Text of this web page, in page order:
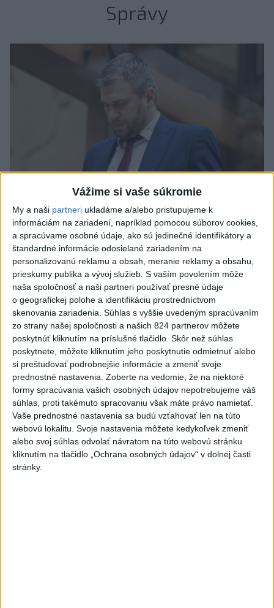
Vážime si vaše súkromie
My a naši partneri ukladáme a/alebo pristupujeme k
informáciám na zariadení, napríklad pomocou súborov cookies,
a spracúvame osobné údaje, ako sú jedinečné identifikátory a
štandardné informácie odosielané zariadením na
personalizovanú reklamu a obsah, meranie reklamy a obsahu,
prieskumy publika a vývoj služieb. S vaším povolením môže
naša spoločnosť a naši partneri používať presné údaje
o geografickej polohe a identifikáciu prostredníctvom
skenovania zariadenia. Súhlas s vyššie uvedeným spracúvaním
zo strany našej spoločnosti a našich 824 partnerov môžete
poskytnúť kliknutím na príslušné tlačidlo. Skôr než súhlas
poskytnete, môžete kliknutím jeho poskytnutie odmietnuť alebo
si preštudovať podrobnejšie informácie a zmeniť svoje
prednostné nastavenia. Zoberte na vedomie, že na niektoré
formy spracúvania vašich osobných údajov nepotrebujeme váš
súhlas, proti takémuto spracovaniu však máte právo namietať.
Vaše prednostné nastavenia sa budú vzťahovať len na túto
webovú lokalitu. Svoje nastavenia môžete kedykoľvek zmeniť
alebo svoj súhlas odvolať návratom na túto webovú stránku
kliknutím na tlačidlo „Ochrana osobných údajov“ v dolnej časti
stránky.
Správy
Filip Kuffa tvrdí, že eurokomisia mu
dala za pravdu pri zonácii
Minister životného prostredia Tomáš Taraba (nominant SNS)
sa voči týmto tvrdeniam ohradil s tým, že ide o fabulácie,
ktoré neodzrkadľujú skutkový stav.
včera 22:53
Slovensko
T. Taraba: SR pomáha Maďarsku s
vodou aj napriek tomu, že je jej málo
včera 20:49
SLOVENSKÍ POLICAJTI V CHORVÁTSKU: Pomáhali i pri
podvode s ubytovaním